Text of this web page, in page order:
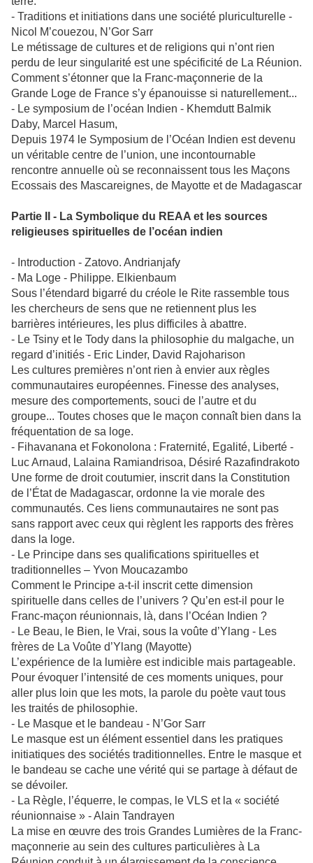
- Traditions et initiations dans une société pluriculturelle -
Nicol M’couezou, N’Gor Sarr
Le métissage de cultures et de religions qui n’ont rien
perdu de leur singularité est une spécificité de La Réunion.
Comment s’étonner que la Franc-maçonnerie de la
Grande Loge de France s’y épanouisse si naturellement...
- Le symposium de l’océan Indien - Khemdutt Balmik
Daby, Marcel Hasum,
Depuis 1974 le Symposium de l’Océan Indien est devenu
un véritable centre de l’union, une incontournable
rencontre annuelle où se reconnaissent tous les Maçons
Ecossais des Mascareignes, de Mayotte et de Madagascar
Partie II - La Symbolique du REAA et les sources
religieuses spirituelles de l’océan indien
- Introduction - Zatovo. Andrianjafy
- Ma Loge - Philippe. Elkienbaum
Sous l’étendard bigarré du créole le Rite rassemble tous
les chercheurs de sens que ne retiennent plus les
barrières intérieures, les plus difficiles à abattre.
- Le Tsiny et le Tody dans la philosophie du malgache, un
regard d’initiés - Eric Linder, David Rajoharison
Les cultures premières n’ont rien à envier aux règles
communautaires européennes. Finesse des analyses,
mesure des comportements, souci de l’autre et du
groupe... Toutes choses que le maçon connaît bien dans la
fréquentation de sa loge.
- Fihavanana et Fokonolona : Fraternité, Egalité, Liberté -
Luc Arnaud, Lalaina Ramiandrisoa, Désiré Razafindrakoto
Une forme de droit coutumier, inscrit dans la Constitution
de l’État de Madagascar, ordonne la vie morale des
communautés. Ces liens communautaires ne sont pas
sans rapport avec ceux qui règlent les rapports des frères
dans la loge.
- Le Principe dans ses qualifications spirituelles et
traditionnelles – Yvon Moucazambo
Comment le Principe a-t-il inscrit cette dimension
spirituelle dans celles de l’univers ? Qu’en est-il pour le
Franc-maçon réunionnais, là, dans l’Océan Indien ?
- Le Beau, le Bien, le Vrai, sous la voûte d’Ylang - Les
frères de La Voûte d’Ylang (Mayotte)
L’expérience de la lumière est indicible mais partageable.
Pour évoquer l’intensité de ces moments uniques, pour
aller plus loin que les mots, la parole du poète vaut tous
les traités de philosophie.
- Le Masque et le bandeau - N’Gor Sarr
Le masque est un élément essentiel dans les pratiques
initiatiques des sociétés traditionnelles. Entre le masque et
le bandeau se cache une vérité qui se partage à défaut de
se dévoiler.
- La Règle, l’équerre, le compas, le VLS et la « société
réunionnaise » - Alain Tandrayen
La mise en œuvre des trois Grandes Lumières de la Franc-
maçonnerie au sein des cultures particulières à La